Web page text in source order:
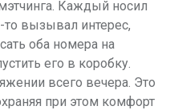
Каждый носил
вызывал интерес,
оба номера на
его в коробку.
всего вечера. Это
при этом комфорт